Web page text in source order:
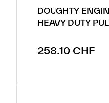
DOUGHTY
HEAVY DUTY
Prix régulier :
258.10 CHF